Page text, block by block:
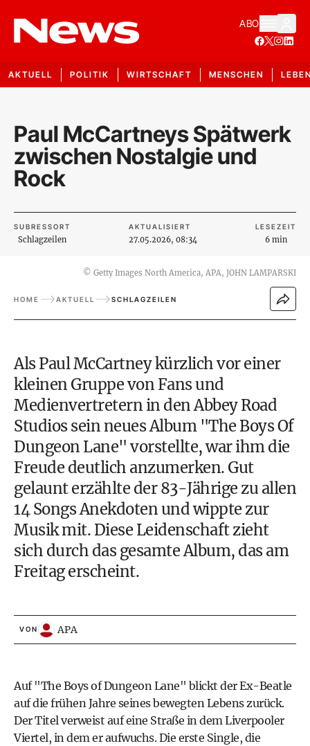
ABO
AKTUELL POLITIK WIRTSCHAFT MENSCHEN
Paul McCartneys Spätwerk
zwischen Nostalgie und
Rock
SUBRESSORT
Schlagzeilen
AKTUALISIERT
27.05.2026, 08:34
LESEZEIT
6 min
© Getty Images North America, APA, JOHN LAMPARSKI
HOME AKTUELL SCHLAGZEILEN
Als Paul McCartney kürzlich vor einer
kleinen Gruppe von Fans und
Medienvertretern in den Abbey Road
Studios sein neues Album "The Boys Of
Dungeon Lane" vorstellte, war ihm die
Freude deutlich anzumerken. Gut
gelaunt erzählte der 83-Jährige zu allen
14 Songs Anekdoten und wippte zur
Musik mit. Diese Leidenschaft zieht
sich durch das gesamte Album, das am
Freitag erscheint.
VON APA
Auf "The Boys of Dungeon Lane" blickt der Ex-Beatle
auf die frühen Jahre seines bewegten Lebens zurück.
Der Titel verweist auf eine Straße in dem Liverpooler
Viertel, in dem er aufwuchs. Die erste Single, die